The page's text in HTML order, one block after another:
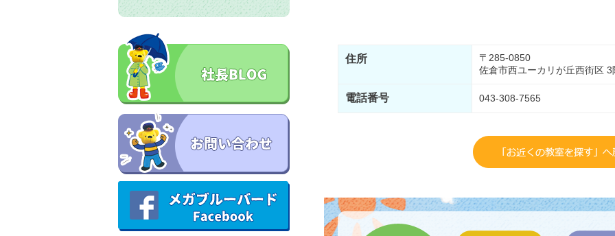
住所
〒285-0850
佐倉市西ユーカリが丘西街区 3
電話番号 043-308-7565